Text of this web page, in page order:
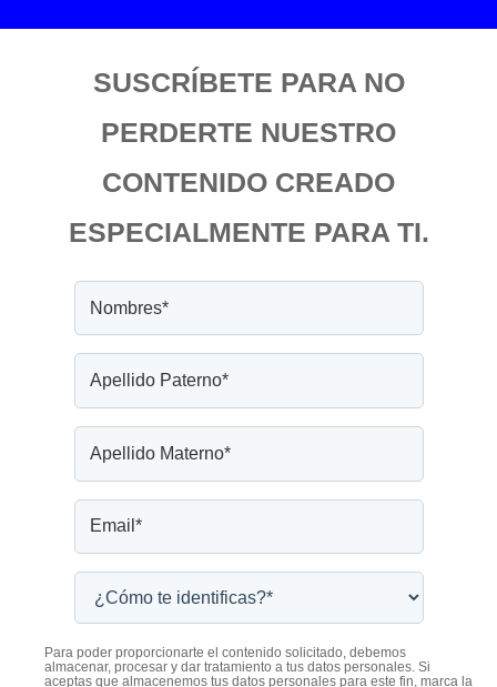
SUSCRÍBETE PARA NO
PERDERTE NUESTRO
CONTENIDO CREADO
ESPECIALMENTE PARA TI.
Para poder proporcionarte el contenido solicitado, debemos
almacenar, procesar y dar tratamiento a tus datos personales. Si
aceptas que almacenemos tus datos personales para este fin, marca la